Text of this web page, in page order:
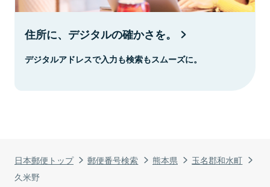
日本郵便トップ 郵便番号検索 熊本県
玉名郡和水町
久米野
住所に、デジタルの確かさを。
デジタルアドレスで入力も検索もスムーズに。